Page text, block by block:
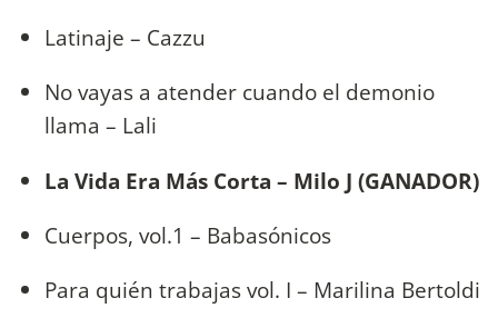
Latinaje – Cazzu
No vayas a atender cuando el demonio
llama – Lali
La Vida Era Más Corta – Milo J (GANADOR)
Cuerpos, vol.1 – Babasónicos
Para quién trabajas vol. I – Marilina Bertoldi